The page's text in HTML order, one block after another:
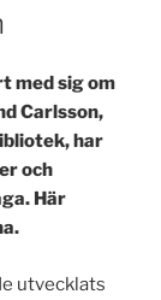
med sig om
Carlsson,
har
och
Här
utvecklats